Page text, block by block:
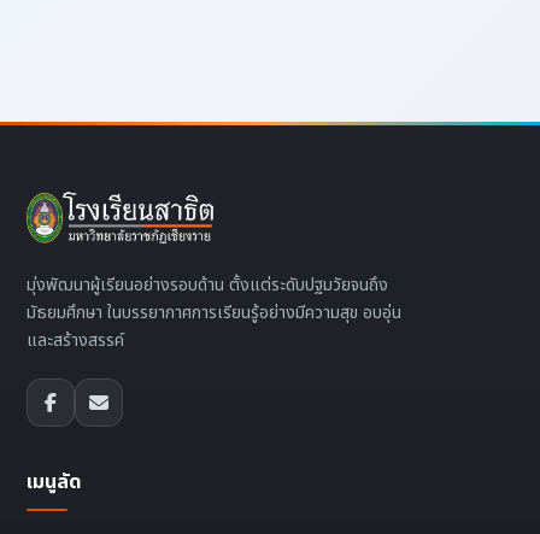
มุ่งพัฒนาผู้เรียนอย่างรอบด้าน ตั้งแต่ระดับปฐมวัยจนถึง
มัธยมศึกษา ในบรรยากาศการเรียนรู้อย่างมีความสุข อบอุ่น
และสร้างสรรค์
เมนูลัด